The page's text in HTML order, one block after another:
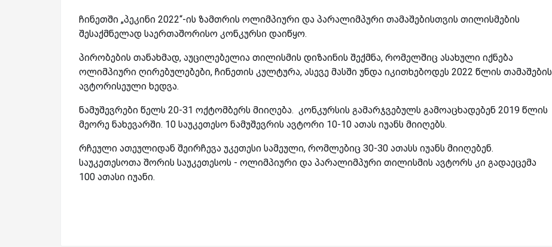
ჩინეთში „პეკინი 2022“-ის ზამთრის ოლიმპიური და პარალიმპური თამაშებისთვის თილისმების
შესაქმნელად საერთაშორისო კონკურსი დაიწყო.
პირობების თანახმად, აუცილებელია თილისმის დიზაინის შექმნა, რომელშიც ასახული იქნება
ოლიმპიური ღირებულებები, ჩინეთის კულტურა, ასევე მასში უნდა იკითხებოდეს 2022 წლის თამაშების
ავტორისეული ხედვა.
ნამუშევრები წელს 20-31 ოქტომბერს მიიღება. კონკურსის გამარჯვებულს გამოაცხადებენ 2019 წლის
მეორე ნახევარში. 10 საუკეთესო ნამუშევრის ავტორი 10-10 ათას იუანს მიიღებს.
რჩეული ათეულიდან შეირჩევა უკეთესი სამეული, რომლებიც 30-30 ათასს იუანს მიიღებენ.
საუკეთესოთა შორის საუკეთესოს - ოლიმპიური და პარალიმპური თილისმის ავტორს კი გადაეცემა
100 ათასი იუანი.